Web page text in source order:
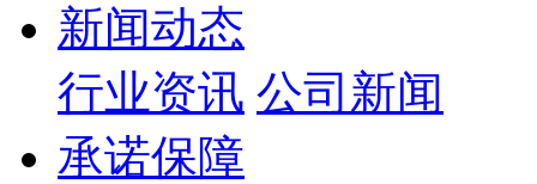
新闻动态
行业资讯 公司新闻
承诺保障